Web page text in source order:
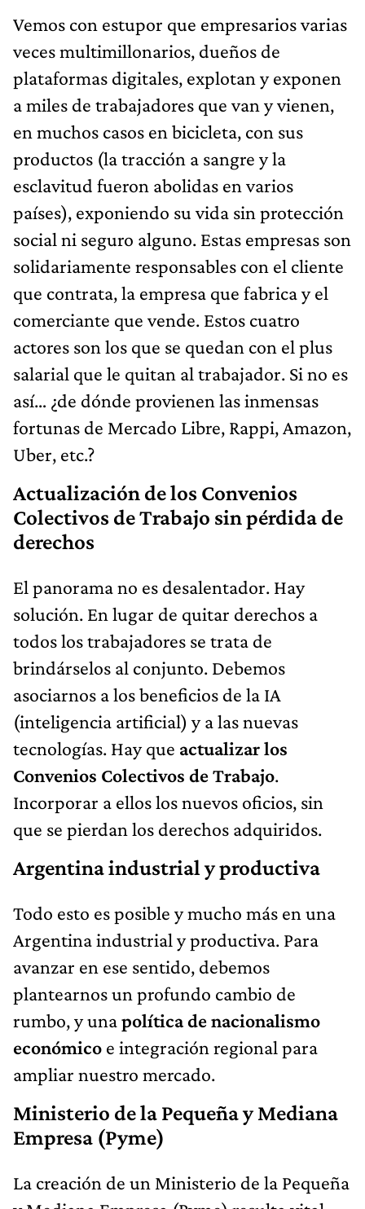
Vemos con estupor que empresarios varias
veces multimillonarios, dueños de
plataformas digitales, explotan y exponen
a miles de trabajadores que van y vienen,
en muchos casos en bicicleta, con sus
productos (la tracción a sangre y la
esclavitud fueron abolidas en varios
países), exponiendo su vida sin protección
social ni seguro alguno. Estas empresas son
solidariamente responsables con el cliente
que contrata, la empresa que fabrica y el
comerciante que vende. Estos cuatro
actores son los que se quedan con el plus
salarial que le quitan al trabajador. Si no es
así… ¿de dónde provienen las inmensas
fortunas de Mercado Libre, Rappi, Amazon,
Uber, etc.?
Actualización de los Convenios
Colectivos de Trabajo sin pérdida de
derechos
El panorama no es desalentador. Hay
solución. En lugar de quitar derechos a
todos los trabajadores se trata de
brindárselos al conjunto. Debemos
asociarnos a los beneficios de la IA
(inteligencia artificial) y a las nuevas
tecnologías. Hay que actualizar los
Convenios Colectivos de Trabajo.
Incorporar a ellos los nuevos oficios, sin
que se pierdan los derechos adquiridos.
Argentina industrial y productiva
Todo esto es posible y mucho más en una
Argentina industrial y productiva. Para
avanzar en ese sentido, debemos
plantearnos un profundo cambio de
rumbo, y unapolítica de nacionalismo
económico e integración regional para
ampliar nuestro mercado.
Ministerio de la Pequeña y Mediana
Empresa (Pyme)
La creación de un Ministerio de la Pequeña